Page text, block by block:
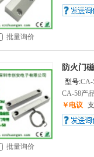
批量询价
批量询价
防火门
型号:CA-
CA-58产
￥电议